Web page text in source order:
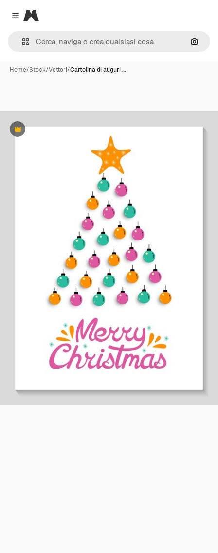
Close menu
Magnific
Cerca
Home/Stock/Vettori/Cartolina di auguri …
Premium